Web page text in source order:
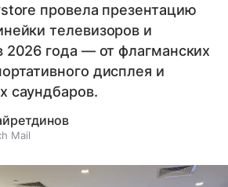
провела презентацию
телевизоров и
2026 года — от флагманских
дисплея и
саундбаров.
Mail